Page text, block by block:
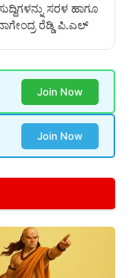
ಸರಳ ಹಾಗೂ
ರೆಡ್ಡಿ ಪಿ.ಎಲ್
Join Now
Join Now